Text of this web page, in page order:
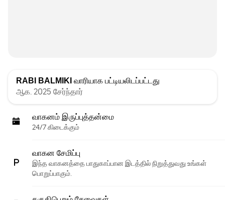
RABI BALMIKI வாரியாக பட்டியலிடப்பட்டது
ஆக. 2025 சேர்ந்தார்
வாகனம் இருப்புத்தன்மை
24/7 கிடைக்கும்
வாகன சேமிப்பு
இந்த வாகனத்தை பாதுகாப்பான இடத்தில் நிறுத்துவது உங்கள்
பொறுப்பாகும்.